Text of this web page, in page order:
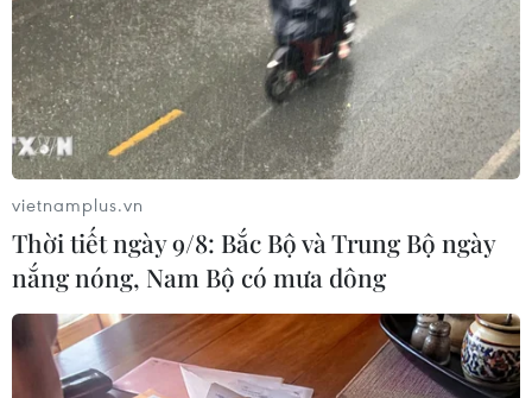
Bangladesh: Cháy nhà xưởng khiến nhiều
vietnamplus.vn
Thời tiết ngày 9/8: Bắc Bộ và Trung Bộ ngày
nắng nóng, Nam Bộ có mưa dông